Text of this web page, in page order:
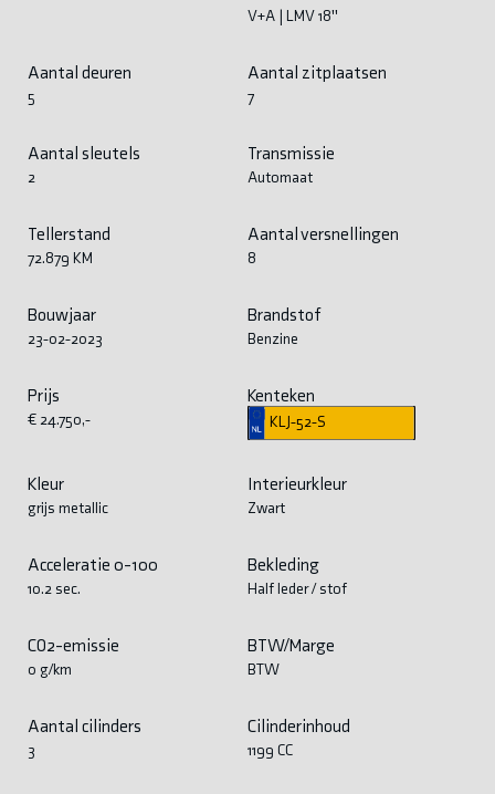
V+A | LMV 18''
Aantal deuren
5
Aantal zitplaatsen
7
Aantal sleutels
2
Transmissie
Automaat
Tellerstand
72.879 KM
Aantal versnellingen
8
Bouwjaar
23-02-2023
Brandstof
Benzine
Prijs
€ 24.750,-
Kenteken
KLJ-52-S
Kleur
grijs metallic
Interieurkleur
Zwart
Acceleratie 0-100
10.2 sec.
Bekleding
Half leder / stof
CO2-emissie
0 g/km
BTW/Marge
BTW
Aantal cilinders
3
Cilinderinhoud
1199 CC